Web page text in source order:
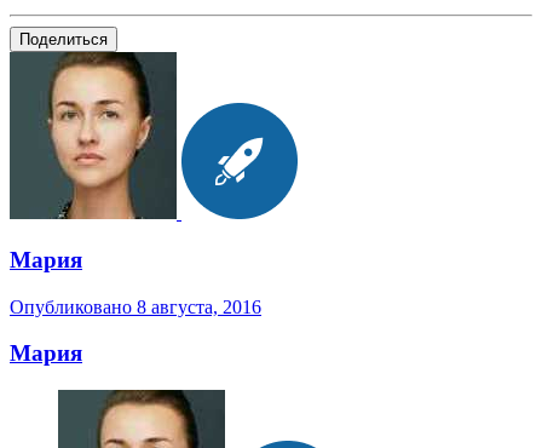
Поделиться
Мария
Опубликовано 8 августа, 2016
Мария